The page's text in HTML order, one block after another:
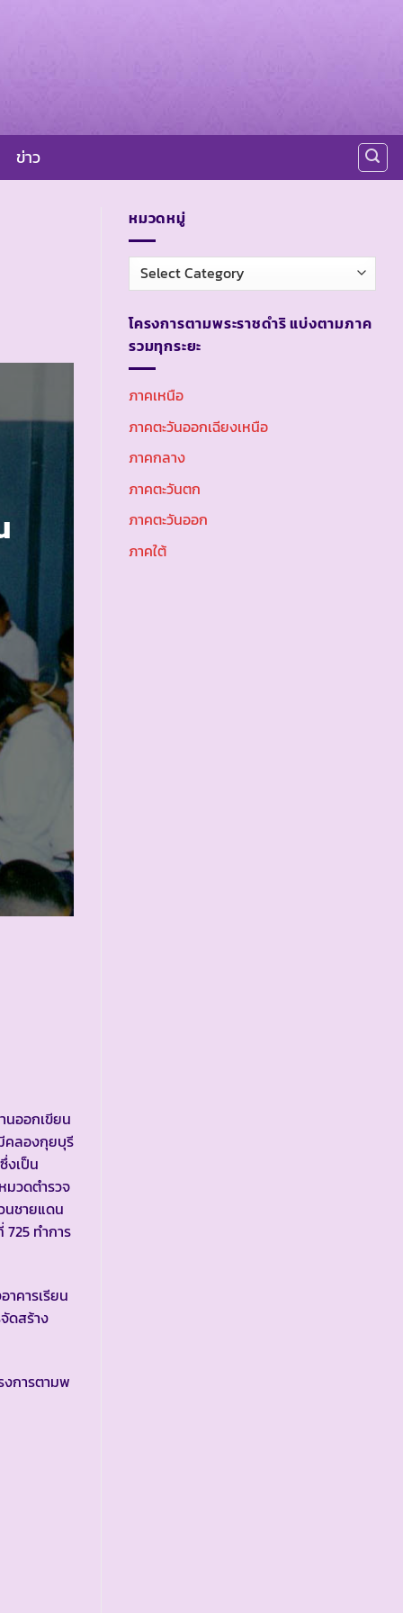
ข่าว
นออกเขียน
คลองกุยบุรี
งเป็น
มวดตำรวจ
นชายแดน
725 ทำการ
คารเรียน
ดสร้าง
งการตามพ
หมวดหมู่
หมวด
หมู่
โครงการตามพระราชดำริ แบ่งตามภาค
รวมทุกระยะ
ภาคเหนือ
ภาคตะวันออกเฉียงเหนือ
ภาคกลาง
ภาคตะวันตก
ภาคตะวันออก
ภาคใต้